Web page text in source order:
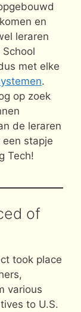
en
leraren
met elke
.
op zoek
de leraren
een stapje
Tech!
of
took place
various
to U.S.